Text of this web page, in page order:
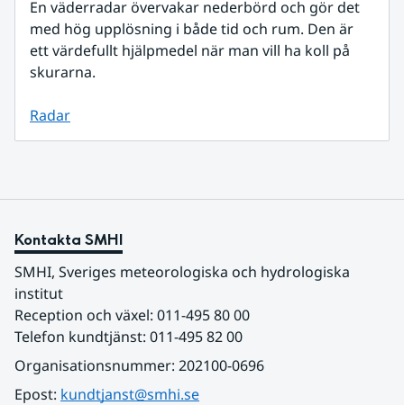
En väderradar övervakar nederbörd och gör det
med hög upplösning i både tid och rum. Den är
ett värdefullt hjälpmedel när man vill ha koll på
skurarna.
Radar
Kontakta SMHI
SMHI, Sveriges meteorologiska och hydrologiska
institut
Reception och växel: 011-495 80 00
Telefon kundtjänst: 011-495 82 00
Organisationsnummer: 202100-0696
Epost: kundtjanst@smhi.se